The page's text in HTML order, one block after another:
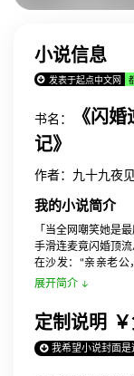
小说信息
发表于起点中文网
书名：
《闪
记》
作者：九十九夜
我的小说简介
「当全网嘲笑她是
手滑连麦竟闪婚顶
在沙发："亲亲老公
笑："叫声哥哥，命
摆烂废物，到直播
林潜规则，却不知
始。"
展开简介
定制说明
我希望小说封面是